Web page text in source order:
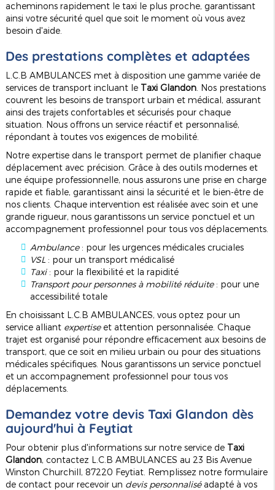
acheminons rapidement le taxi le plus proche, garantissant
ainsi votre sécurité quel que soit le moment où vous avez
besoin d'aide.
Des prestations complètes et adaptées
L.C.B AMBULANCES met à disposition une gamme variée de
services de transport incluant le Taxi Glandon. Nos prestations
couvrent les besoins de transport urbain et médical, assurant
ainsi des trajets confortables et sécurisés pour chaque
situation. Nous offrons un service réactif et personnalisé,
répondant à toutes vos exigences de mobilité.
Notre expertise dans le transport permet de planifier chaque
déplacement avec précision. Grâce à des outils modernes et
une équipe professionnelle, nous assurons une prise en charge
rapide et fiable, garantissant ainsi la sécurité et le bien-être de
nos clients. Chaque intervention est réalisée avec soin et une
grande rigueur, nous garantissons un service ponctuel et un
accompagnement professionnel pour tous vos déplacements.
Ambulance: pour les urgences médicales cruciales
VSL : pour un transport médicalisé
Taxi: pour la flexibilité et la rapidité
Transport pour personnes à mobilité réduite: pour une
accessibilité totale
En choisissant L.C.B AMBULANCES, vous optez pour un
service alliant expertiseet attention personnalisée. Chaque
trajet est organisé pour répondre efficacement aux besoins de
transport, que ce soit en milieu urbain ou pour des situations
médicales spécifiques. Nous garantissons un service ponctuel
et un accompagnement professionnel pour tous vos
déplacements.
Demandez votre devis Taxi Glandon dès
aujourd'hui à Feytiat
Pour obtenir plus d'informations sur notre service de Taxi
Glandon, contactez L.C.B AMBULANCES au 23 Bis Avenue
Winston Churchill, 87220 Feytiat. Remplissez notre formulaire
de contact pour recevoir un devis personnaliséadapté à vos